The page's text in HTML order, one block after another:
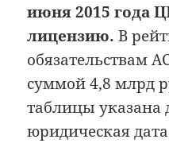
июня 2015 года
лицензию. В
обязательствам
суммой 4,8 млрд
таблицы указана
юридическая